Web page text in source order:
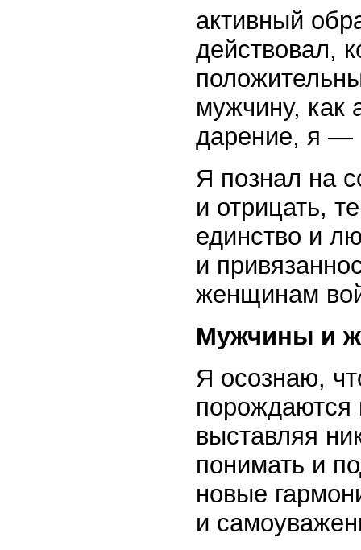
активный
действовал,
мужчину, как
дарение, я —
Я познал на
и отрицать,
единство и
и
женщинам
Мужчины и
Я осознаю,
порождаются
выставляя
понимать и
новые
и